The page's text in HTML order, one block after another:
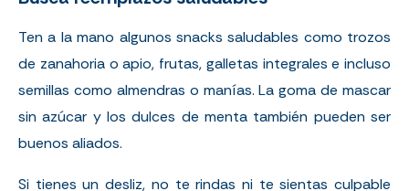
Ten a la mano algunos snacks saludables como trozos
de zanahoria o apio, frutas, galletas integrales e incluso
semillas como almendras o manías. La goma de mascar
sin azúcar y los dulces de menta también pueden ser
buenos aliados.
Si tienes un desliz, no te rindas ni te sientas culpable